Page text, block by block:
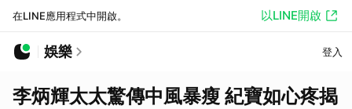
在LINE應用程式中開啟。 以LINE開啟
娛樂 登入
李炳輝太太驚傳中風暴瘦 紀寶如心疼揭